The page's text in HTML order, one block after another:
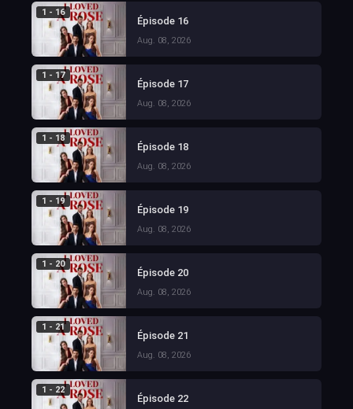
1 - 16
Épisode 16
Aug. 08, 2026
1 - 17
Épisode 17
Aug. 08, 2026
1 - 18
Épisode 18
Aug. 08, 2026
1 - 19
Épisode 19
Aug. 08, 2026
1 - 20
Épisode 20
Aug. 08, 2026
1 - 21
Épisode 21
Aug. 08, 2026
1 - 22
Épisode 22